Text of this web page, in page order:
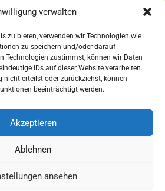
verwalten
zu bieten, verwenden wir Technologien wie
zu speichern und/oder darauf
Technologien zustimmst, können wir Daten
IDs auf dieser Website verarbeiten.
nicht erteilst oder zurückziehst, können
beeinträchtigt werden.
Akzeptieren
Ablehnen
ansehen
AGBs
2026 - Sattlerei Meinecke